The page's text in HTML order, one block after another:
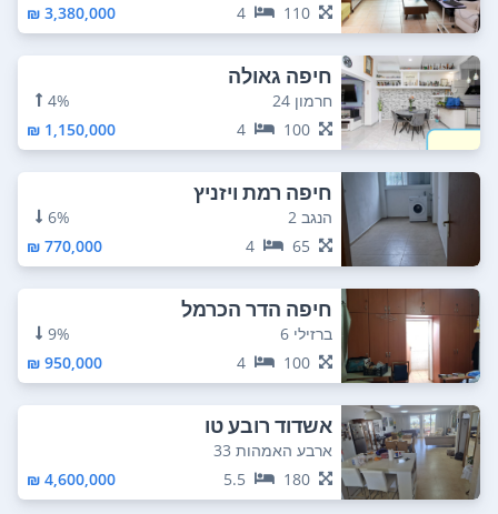
110
4
3,380,000 ₪
חיפה גאולה
חרמון 24
4%
100
4
1,150,000 ₪
חיפה רמת ויזניץ
הנגב 2
6%
65
4
770,000 ₪
חיפה הדר הכרמל
ברזילי 6
9%
100
4
950,000 ₪
אשדוד רובע טו
ארבע האמהות 33
180
5.5
4,600,000 ₪